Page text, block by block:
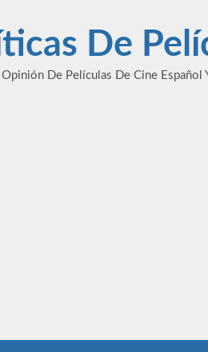
De
Opinión De Películas De Cine Español